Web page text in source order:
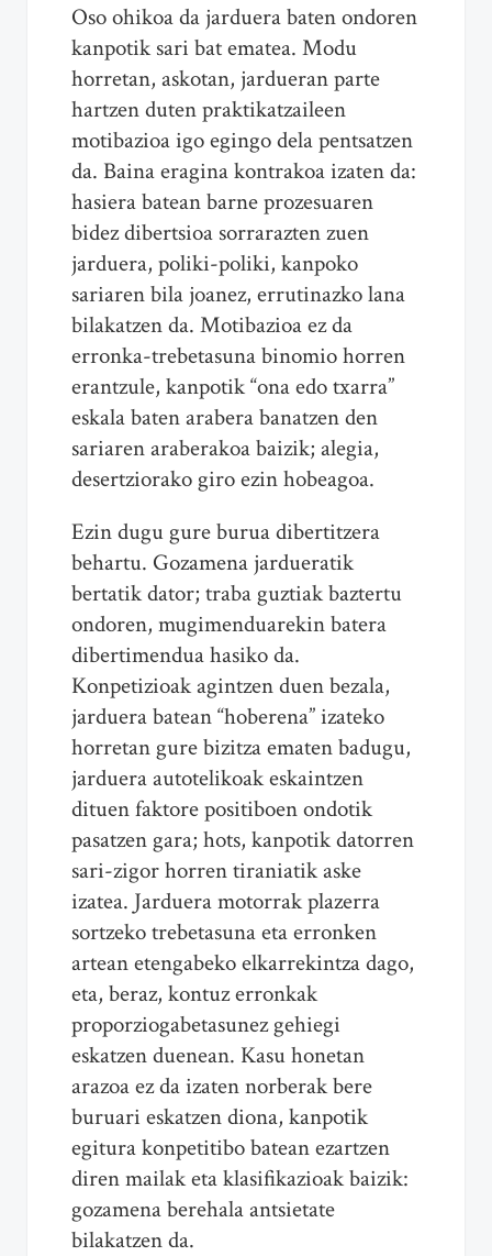
Oso ohikoa da jarduera baten ondoren
kanpotik sari bat ematea. Modu
horretan, askotan, jardueran parte
hartzen duten praktikatzaileen
motibazioa igo egingo dela pentsatzen
da. Baina eragina kontrakoa izaten da:
hasiera batean barne prozesuaren
bidez dibertsioa sorrarazten zuen
jarduera, poliki-poliki, kanpoko
sariaren bila joanez, errutinazko lana
bilakatzen da. Motibazioa ez da
erronka-trebetasuna binomio horren
erantzule, kanpotik “ona edo txarra”
eskala baten arabera banatzen den
sariaren araberakoa baizik; alegia,
desertziorako giro ezin hobeagoa.
Ezin dugu gure burua dibertitzera
behartu. Gozamena jardueratik
bertatik dator; traba guztiak baztertu
ondoren, mugimenduarekin batera
dibertimendua hasiko da.
Konpetizioak agintzen duen bezala,
jarduera batean “hoberena” izateko
horretan gure bizitza ematen badugu,
jarduera autotelikoak eskaintzen
dituen faktore positiboen ondotik
pasatzen gara; hots, kanpotik datorren
sari-zigor horren tiraniatik aske
izatea. Jarduera motorrak plazerra
sortzeko trebetasuna eta erronken
artean etengabeko elkarrekintza dago,
eta, beraz, kontuz erronkak
proporziogabetasunez gehiegi
eskatzen duenean. Kasu honetan
arazoa ez da izaten norberak bere
buruari eskatzen diona, kanpotik
egitura konpetitibo batean ezartzen
diren mailak eta klasifikazioak baizik:
gozamena berehala antsietate
bilakatzen da.